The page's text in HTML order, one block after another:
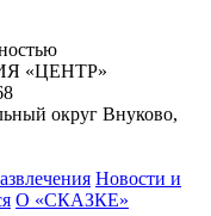
«ЦЕНТР»
округ Внуково,
Новости и
О «СКАЗКЕ»